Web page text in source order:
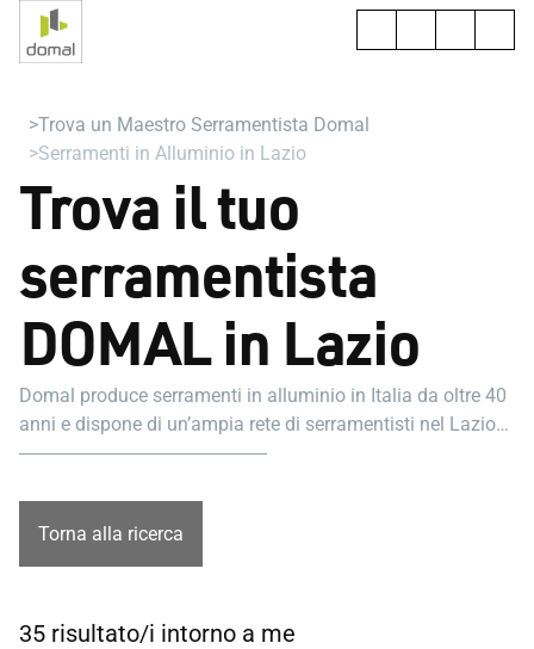
Trova un Maestro Serramentista Domal
Serramenti in Alluminio in Lazio
Trova il tuo
serramentista
DOMAL in Lazio
Domal produce serramenti in alluminio in Italia da oltre 40
anni e dispone di un’ampia rete di serramentisti nel Lazio
pronti ad aiutarti nel tuo progetto.
Torna alla ricerca
35 risultato/i intorno a me